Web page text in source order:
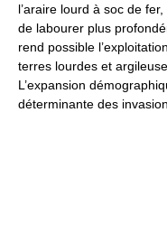
l’araire lourd à soc de
de labourer plus
rend possible
terres lourdes et
L’expansion
déterminante des